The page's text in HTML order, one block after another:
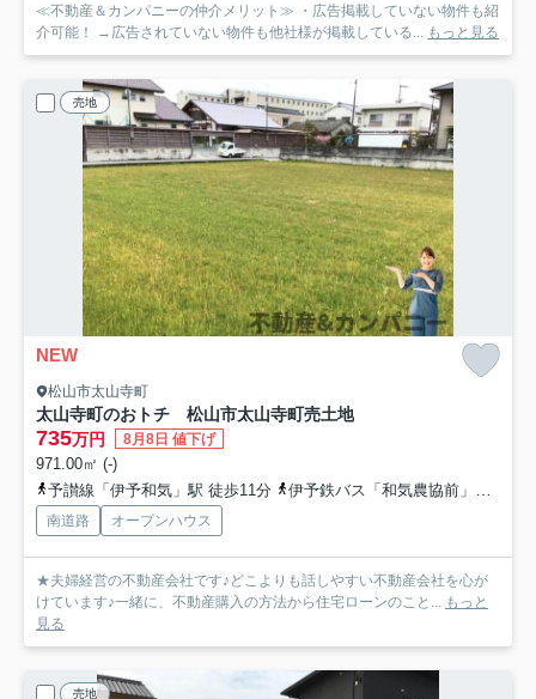
≪不動産＆カンパニーの仲介メリット≫ ・広告掲載していない物件も紹
介可能！ →広告されていない物件も他社様が掲載している...
もっと見る
売地
NEW
松山市太山寺町
太山寺町のおトチ 松山市太山寺町売土地
735万円 8月8日 値下げ
971.00㎡ (-)
予讃線「伊予和気」駅 徒歩11分
伊予鉄バス「和気農協前」バス停下車 徒歩3分
南道路 オープンハウス
★夫婦経営の不動産会社です♪どこよりも話しやすい不動産会社を心が
けています♪一緒に、不動産購入の方法から住宅ローンのこと...
もっと
見る
売地